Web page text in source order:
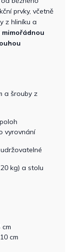
prvky, včetně
z hliníku a
mimořádnou
a šrouby z
vyrovnání
kg) a stolu
cm
cm